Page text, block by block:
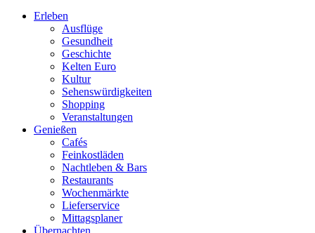
Erleben
Ausflüge
Gesundheit
Geschichte
Kelten Euro
Kultur
Sehenswürdigkeiten
Shopping
Veranstaltungen
Genießen
Cafés
Feinkostläden
Nachtleben & Bars
Restaurants
Wochenmärkte
Lieferservice
Mittagsplaner
Übernachten